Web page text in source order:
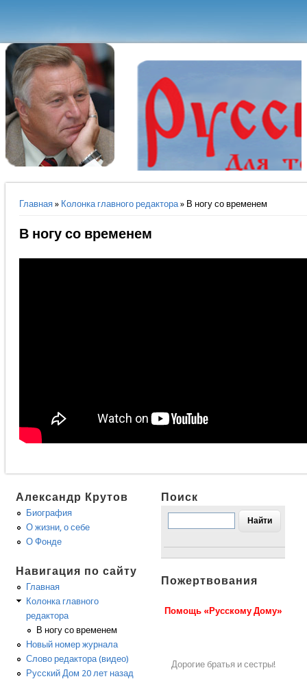
Вы здесь
Главная» Колонка главного редактора» В ногу со временем
В ногу со временем
Александр Крутов
Биография
О жизни, о себе
О Фонде
Навигация по сайту
Главная
Колонка главного
редактора
В ногу со временем
Новый номер журнала
Слово редактора (видео)
Русский Дом 20 лет назад
Поиск
Пожертвования
Помощь «Русскому Дому»
Дорогие братья и сестры!